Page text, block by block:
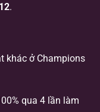
.
khác ở Champions
qua 4 lần làm